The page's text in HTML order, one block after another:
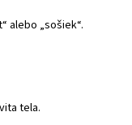
alebo „sošiek“.
tela.